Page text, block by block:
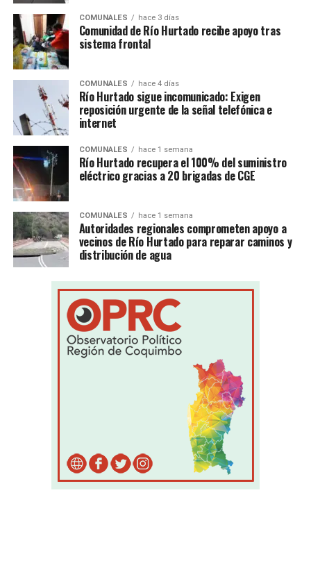
COMUNALES hace 3 días
Comunidad de Río Hurtado recibe apoyo tras
sistema frontal
COMUNALES hace 4 días
Río Hurtado sigue incomunicado: Exigen
reposición urgente de la señal telefónica e
internet
COMUNALES hace 1 semana
Río Hurtado recupera el 100% del suministro
eléctrico gracias a 20 brigadas de CGE
COMUNALES hace 1 semana
Autoridades regionales comprometen apoyo a
vecinos de Río Hurtado para reparar caminos y
distribución de agua